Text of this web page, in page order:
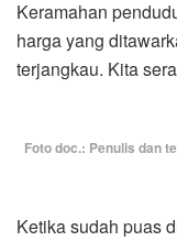
Keramahan
harga yang
terjangkau. Kita
Foto doc.: Penulis dan
Ketika sudah puas